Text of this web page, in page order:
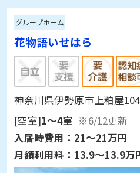
グループホーム
花物語いせはら
神奈川県伊勢原市上粕屋
[空室]1～4室 ※6/12更新
入居時費用： 21～21万円
月額利用料： 13.9～13.9万